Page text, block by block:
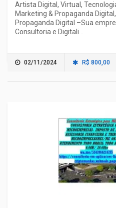
Artista Digital, Virtual,
Marketing & Propaganda
Propaganda Digital –Sua
Consultoria e Digitali...
02/11/2024 R$ 800,00